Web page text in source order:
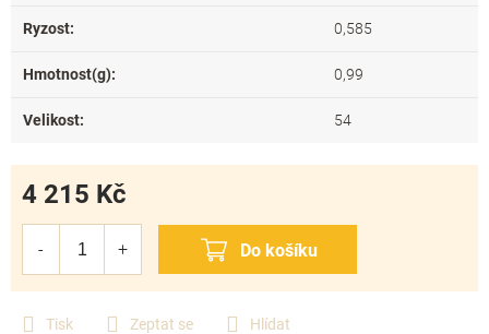
Tisk Zeptat se Hlídat
4 215 Kč
Ryzost: 0,585
Hmotnost(g): 0,99
Velikost: 54